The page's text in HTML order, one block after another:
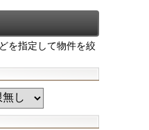
を指定して物件を絞